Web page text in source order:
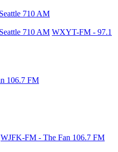
710 AM
710 AM WXYT-FM - 97.1
106.7 FM
WJFK-FM - The Fan 106.7 FM